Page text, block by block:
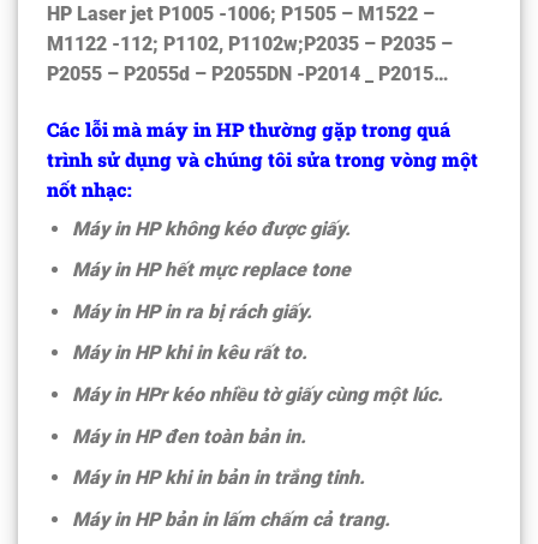
HP Laser jet P1005 -1006; P1505 – M1522 –
M1122 -112; P1102, P1102w;P2035 – P2035 –
P2055 – P2055d – P2055DN -P2014 _ P2015…
Các lỗi mà máy in HP thường gặp trong quá
trình sử dụng và chúng tôi sửa trong vòng một
nốt nhạc:
Máy in HP không kéo được giấy.
Máy in HP hết mực replace tone
Máy in HP in ra bị rách giấy.
Máy in HP khi in kêu rất to.
Máy in HPr kéo nhiều tờ giấy cùng một lúc.
Máy in HP đen toàn bản in.
Máy in HP khi in bản in trắng tinh.
Máy in HP bản in lấm chấm cả trang.